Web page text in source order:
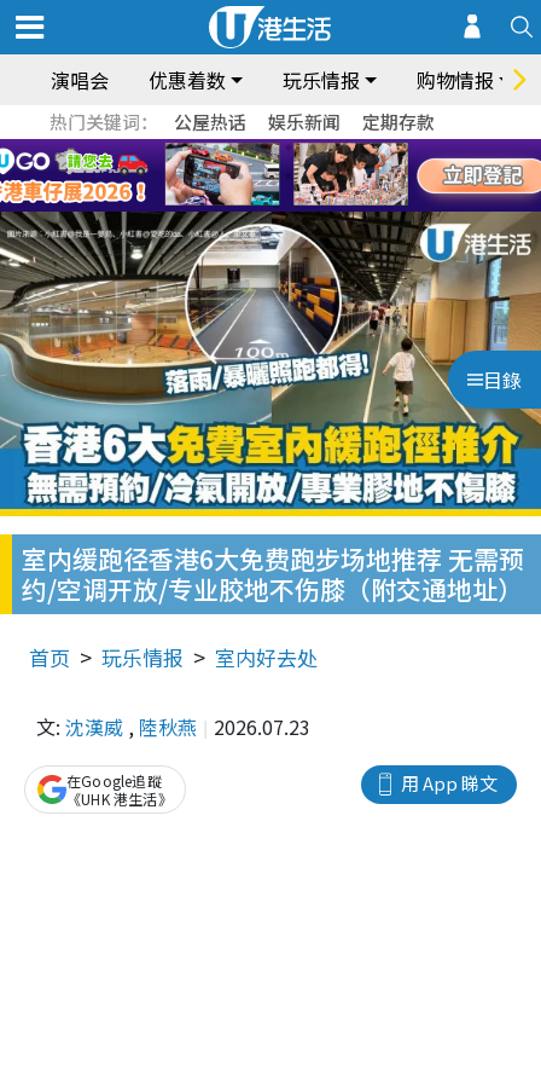
演唱会 优惠着数 玩乐情报 购物情报
热门关键词： 公屋热话 娱乐新闻 定期存款
目錄
室内缓跑径香港6大免费跑步场地推荐 无需预
约/空调开放/专业胶地不伤膝（附交通地址）
首页 玩乐情报 室内好去处
文: 沈漢威 , 陸秋燕 2026.07.23
用 App 睇文
在Google追蹤
《UHK 港生活》